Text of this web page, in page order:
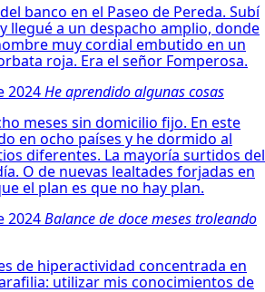
banco en el Paseo de Pereda. Subí
llegué a un despacho amplio, donde
muy cordial embutido en un
roja. Era el señor Fomperosa.
2024He aprendido algunas cosas
meses sin domicilio fijo. En este
en ocho países y he dormido al
diferentes. La mayoría surtidos del
O de nuevas lealtades forjadas en
el plan es que no hay plan.
2024Balance de doce meses troleando
de hiperactividad concentrada en
utilizar mis conocimientos de